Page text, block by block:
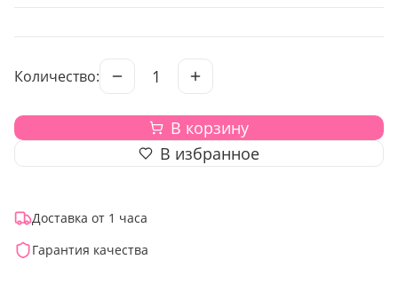
Количество: 1
В корзину
В избранное
Доставка от 1 часа
Гарантия качества